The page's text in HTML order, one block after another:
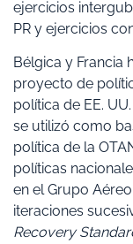
ejercicios
PR y ejercicios
Bélgica y Francia
proyecto de
política de EE.
se utilizó como
política de la
políticas
en el Grupo
iteraciones
Recovery